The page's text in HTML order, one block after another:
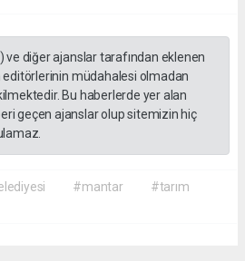
ve diğer ajanslar tarafından eklenen
müdahalesi olmadan
Bu haberlerde yer alan
geçen ajanslar olup sitemizin hiç
#mantar
#tarım